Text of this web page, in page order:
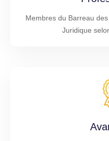
Membres du Barreau
Juridique